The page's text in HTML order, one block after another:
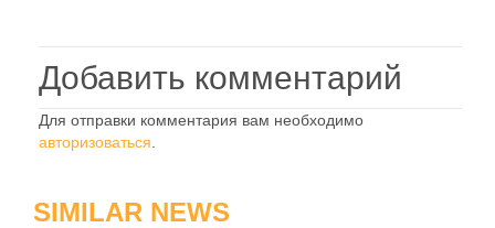
Добавить комментарий
Для отправки комментария вам необходимо
авторизоваться
SIMILAR NEWS